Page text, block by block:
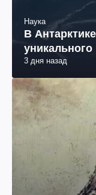
Наука
В
3 дня назад